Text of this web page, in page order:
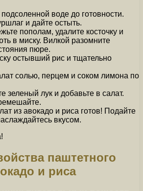
воде до готовности.
и дайте остыть.
пополам, удалите косточку и
в миску. Вилкой разомните
пюре.
остывший рис и тщательно
солью, перцем и соком лимона по
зеленый лук и добавьте в салат.
из авокадо и риса готов! Подайте
вкусом.
паштетного
и риса